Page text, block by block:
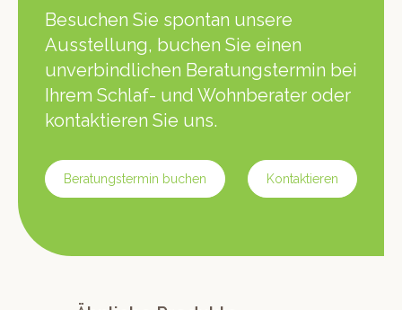
Besuchen Sie spontan unsere
Ausstellung, buchen Sie einen
unverbindlichen Beratungstermin bei
Ihrem Schlaf- und Wohnberater oder
kontaktieren Sie uns.
Beratungstermin buchen Kontaktieren